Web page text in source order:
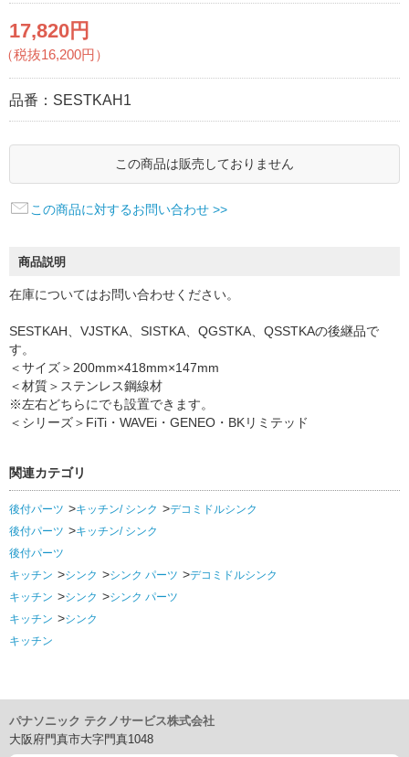
17,820円
（税抜16,200円）
品番： SESTKAH1
この商品は販売しておりません
この商品に対するお問い合わせ >>
商品説明
在庫についてはお問い合わせください。
SESTKAH、VJSTKA、SISTKA、QGSTKA、QSSTKAの後継品で
す。
＜サイズ＞200mm×418mm×147mm
＜材質＞ステンレス鋼線材
※左右どちらにでも設置できます。
＜シリーズ＞FiTi・WAVEi・GENEO・BKリミテッド
関連カテゴリ
後付パーツ キッチン/ シンク
デコミドルシンク
後付パーツ
キッチン/ シンク
後付パーツ
キッチン
シンク シンク パーツ
デコミドルシンク
キッチン
シンク
シンク パーツ
キッチン
シンク
キッチン
パナソニック テクノサービス株式会社
大阪府門真市大字門真1048